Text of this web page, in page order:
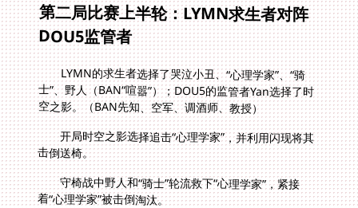
第二局比赛上半轮：LYMN求生者对阵
DOU5监管者
LYMN的求生者选择了哭泣小丑、“心理学家”、“骑
士”、野人（BAN“喧嚣”）；DOU5的监管者Yan选择了时
空之影。（BAN先知、空军、调酒师、教授）
开局时空之影选择追击“心理学家”，并利用闪现将其
击倒送椅。
守椅战中野人和“骑士”轮流救下“心理学家”，紧接
着“心理学家”被击倒淘汰。